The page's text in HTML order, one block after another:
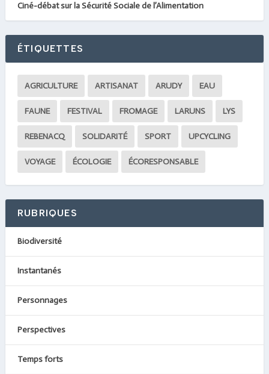
Ciné-débat sur la Sécurité Sociale de l’Alimentation
ÉTIQUETTES
AGRICULTURE ARTISANAT ARUDY EAU
FAUNE FESTIVAL FROMAGE LARUNS LYS
REBENACQ SOLIDARITÉ SPORT UPCYCLING
VOYAGE ÉCOLOGIE ÉCORESPONSABLE
RUBRIQUES
Biodiversité
Instantanés
Personnages
Perspectives
Temps forts